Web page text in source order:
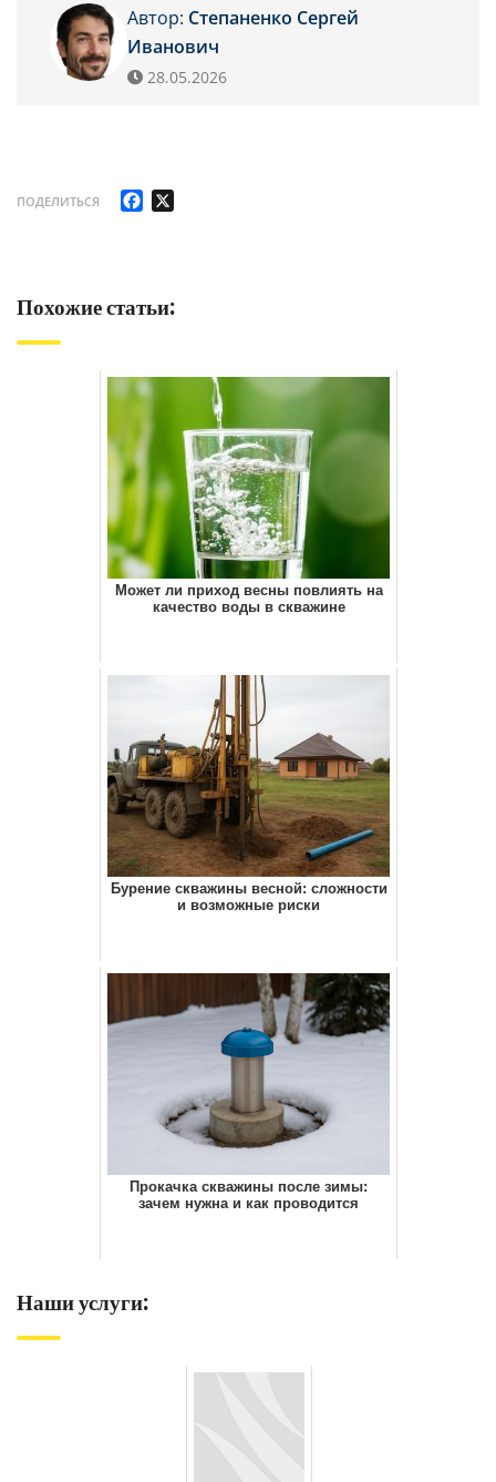
Автор: Степаненко Сергей
Иванович
28.05.2026
ПОДЕЛИТЬСЯ Facebook
Похожие статьи:
Может ли приход весны повлиять на
качество воды в скважине
Бурение скважины весной: сложности
и возможные риски
Прокачка скважины после зимы:
зачем нужна и как проводится
Наши услуги: